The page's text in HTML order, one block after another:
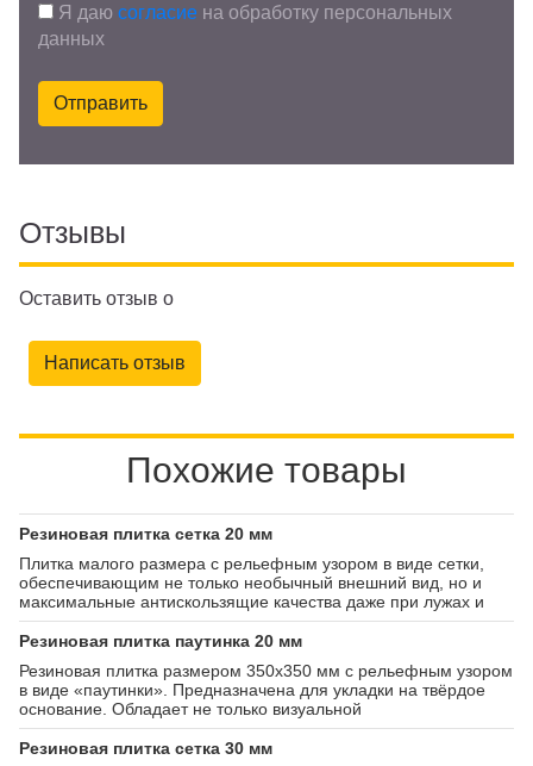
Я даю согласие на обработку персональных
данных
Отправить
Отзывы
Оставить отзыв о
Написать отзыв
Похожие товары
Резиновая плитка сетка 20 мм
Плитка малого размера с рельефным узором в виде сетки,
обеспечивающим не только необычный внешний вид, но и
максимальные антискользящие качества даже при лужах и
гололёде на покрытии. Предназначена для укладки на
твёрдое покрытие.
Резиновая плитка паутинка 20 мм
Резиновая плитка размером 350х350 мм с рельефным узором
в виде «паутинки». Предназначена для укладки на твёрдое
основание. Обладает не только визуальной
привлекательностью, но и повышенными
противоскользящими свойствами.
Резиновая плитка сетка 30 мм